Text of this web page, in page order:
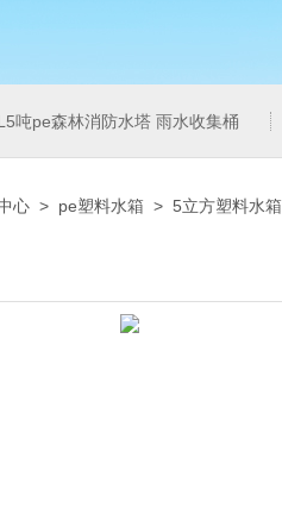
吨pe森林消防水塔 雨水收集桶
心 > pe塑料水箱 > 5立方塑料水箱